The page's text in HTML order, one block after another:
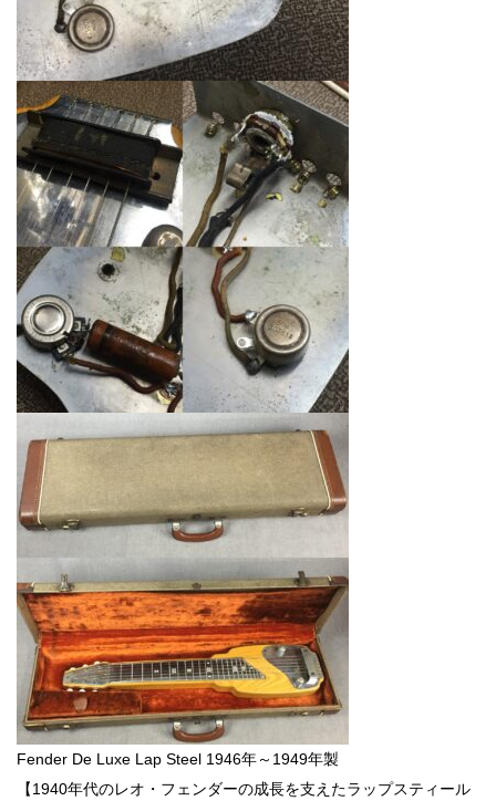
Fender De Luxe Lap Steel 1946年～1949年製
【1940年代のレオ・フェンダーの成長を支えたラップスティール